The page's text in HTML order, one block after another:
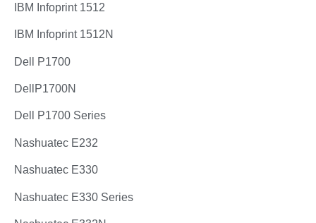
IBM Infoprint 1512
IBM Infoprint 1512N
Dell P1700
DellP1700N
Dell P1700 Series
Nashuatec E232
Nashuatec E330
Nashuatec E330 Series